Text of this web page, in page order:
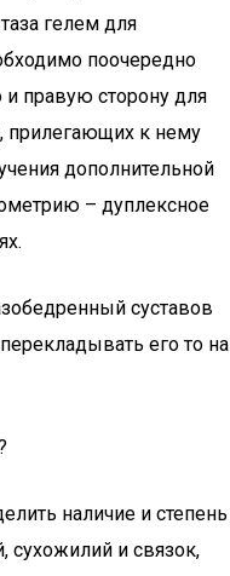
гелем для
поочередно
правую сторону для
прилегающих к нему
дополнительной
– дуплексное
суставов
его то на
наличие и степень
сухожилий и связок,